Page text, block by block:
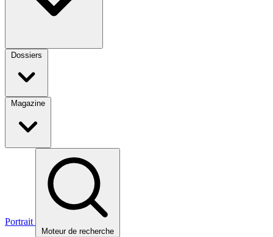
Dossiers
Magazine
Portrait
Moteur de recherche